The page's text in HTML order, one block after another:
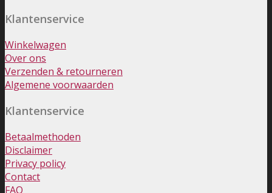
Klantenservice
Winkelwagen
Over ons
Verzenden & retourneren
Algemene voorwaarden
Klantenservice
Betaalmethoden
Disclaimer
Privacy policy
Contact
FAQ